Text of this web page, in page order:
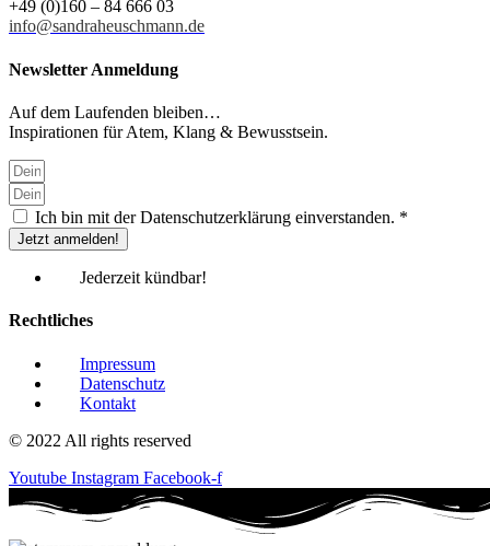
+49 (0)160 – 84 666 03
info@sandraheuschmann.de
Newsletter Anmeldung
Auf dem Laufenden bleiben…
Inspirationen für Atem, Klang & Bewusstsein.
Ich bin mit der Datenschutzerklärung einverstanden. *
Jetzt anmelden!
Jederzeit kündbar!
Rechtliches
Impressum
Datenschutz
Kontakt
© 2022 All rights reserved
Youtube Instagram Facebook-f